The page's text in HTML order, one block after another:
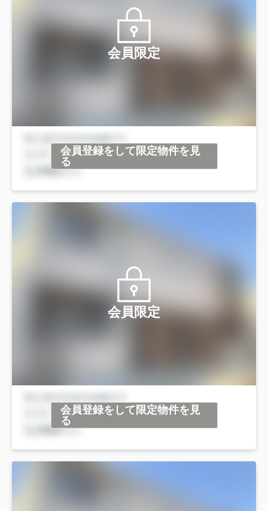
会員限定
会員登録をして限定物件を見
る
会員限定
会員登録をして限定物件を見
る